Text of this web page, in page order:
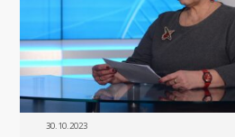
30.10.2023